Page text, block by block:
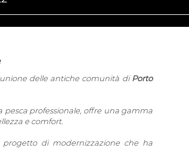
delle antiche comunità di Porto
pesca professionale, offre una gamma
e comfort.
di modernizzazione che ha